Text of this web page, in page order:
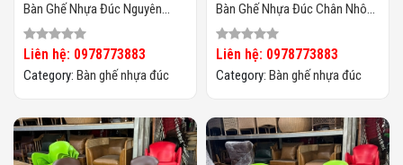
Bàn Ghế Nhựa Đúc Nguyên
Khối HTT07
Liên hệ: 0978773883
Category: Bàn ghế nhựa đúc
Bàn Ghế Nhựa Đúc Chân Nhôm
HTT09
Liên hệ: 0978773883
Category: Bàn ghế nhựa đúc